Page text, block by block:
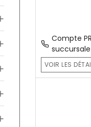
Compte
succursale
VOIR LES